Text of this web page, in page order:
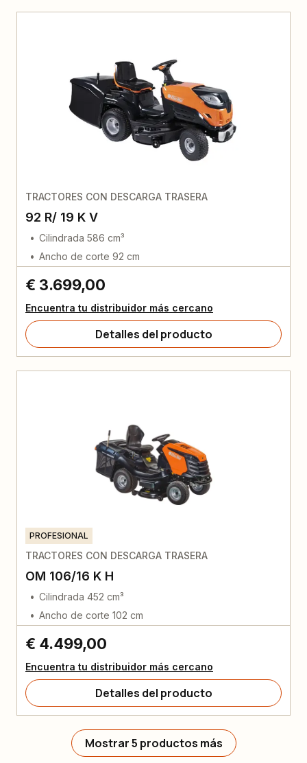
TRACTORES CON DESCARGA TRASERA
92 R/ 19 K V
Cilindrada 586 cm³
Ancho de corte 92 cm
€ 3.699,00
Encuentra tu distribuidor más cercano
Detalles del producto
PROFESIONAL
TRACTORES CON DESCARGA TRASERA
OM 106/16 K H
Cilindrada 452 cm³
Ancho de corte 102 cm
€ 4.499,00
Encuentra tu distribuidor más cercano
Detalles del producto
Mostrar 5 productos más